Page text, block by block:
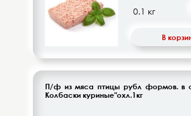
Десерты, напитки молочные
Диетическое питание
Изделия кондитерские
Бакалея
В
П/ф из мяса птицы рубл формов. в
Колбаски куриные"охл.1кг